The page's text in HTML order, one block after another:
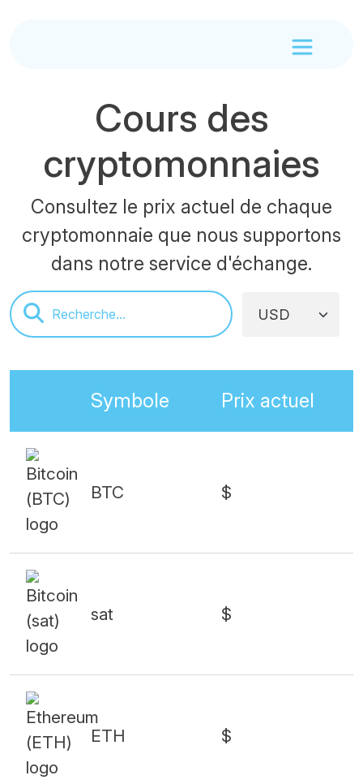
Cours des
cryptomonnaies
Consultez le prix actuel de chaque
cryptomonnaie que nous supportons
dans notre service d'échange.
Symbole Prix actuel
BTC $
sat $
ETH $